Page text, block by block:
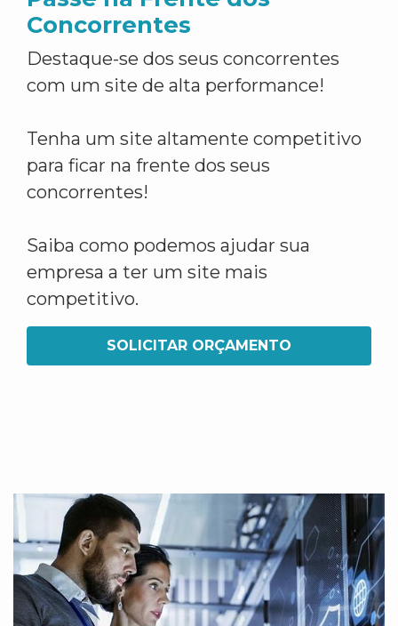
Concorrentes
Destaque-se dos seus concorrentes
com um site de alta performance!
Tenha um site altamente competitivo
para ficar na frente dos seus
concorrentes!
Saiba como podemos ajudar sua
empresa a ter um site mais
competitivo.
SOLICITAR ORÇAMENTO